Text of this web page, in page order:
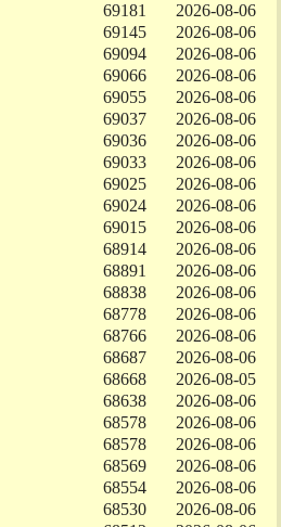
69181
2026-08-06
69145
2026-08-06
69094
2026-08-06
69066
2026-08-06
69055
2026-08-06
69037
2026-08-06
69036
2026-08-06
69033
2026-08-06
69025
2026-08-06
69024
2026-08-06
69015
2026-08-06
68914
2026-08-06
68891
2026-08-06
68838
2026-08-06
68778
2026-08-06
68766
2026-08-06
68687
2026-08-06
68668
2026-08-05
68638
2026-08-06
68578
2026-08-06
68578
2026-08-06
68569
2026-08-06
68554
2026-08-06
68530
2026-08-06